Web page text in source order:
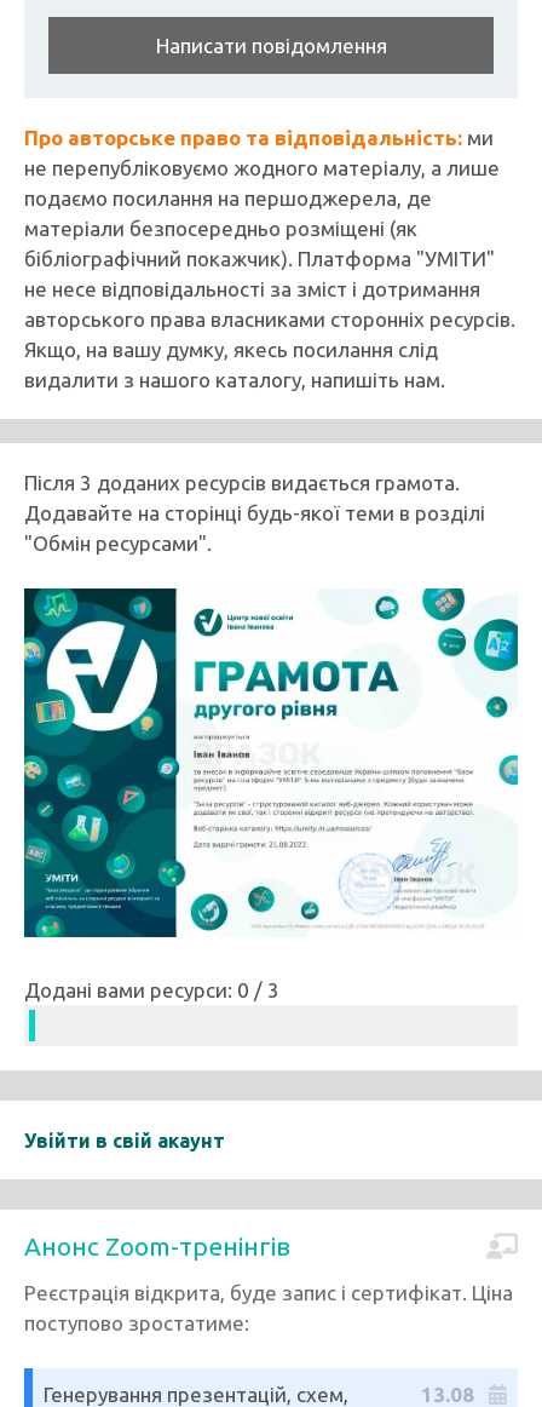
Написати повідомлення
Про авторське право та відповідальність: ми
не перепубліковуємо жодного матеріалу, а лише
подаємо посилання на першоджерела, де
матеріали безпосередньо розміщені (як
бібліографічний покажчик). Платформа "УМІТИ"
не несе відповідальності за зміст і дотримання
авторського права власниками сторонніх ресурсів.
Якщо, на вашу думку, якесь посилання слід
видалити з нашого каталогу, напишіть нам.
Після 3 доданих ресурсів видається грамота.
Додавайте на сторінці будь-якої теми в розділі
"Обмін ресурсами".
Додані вами ресурси: 0 / 3
Увійти в свій акаунт
Анонс Zoom-тренінгів
Реєстрація відкрита, буде запис і сертифікат. Ціна
поступово зростатиме:
Генерування презентацій, схем,
13.08